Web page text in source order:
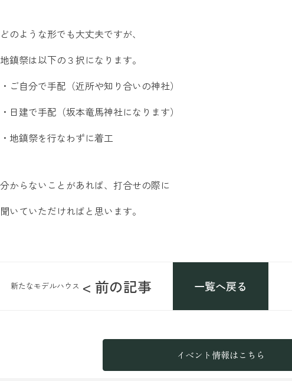
どのような形でも大丈夫ですが、
地鎮祭は以下の３択になります。
・ご自分で手配（近所や知り合いの神社）
・日建で手配（坂本竜馬神社になります）
・地鎮祭を行なわずに着工
分からないことがあれば、打合せの際に
聞いていただければと思います。
< 前の記事
新たなモデルハウス 一覧へ戻る
イベント情報はこちら